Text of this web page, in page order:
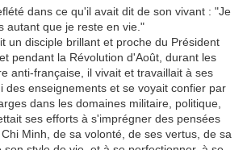
dans ce qu'il avait dit de son vivant : "Je
autant que je reste en vie."
un disciple brillant et proche du Président
pendant la Révolution d'Août, durant les
anti-française, il vivait et travaillait à ses
des enseignements et se voyait confier par
dans les domaines militaire, politique,
ses efforts à s'imprégner des pensées
Minh, de sa volonté, de ses vertus, de sa